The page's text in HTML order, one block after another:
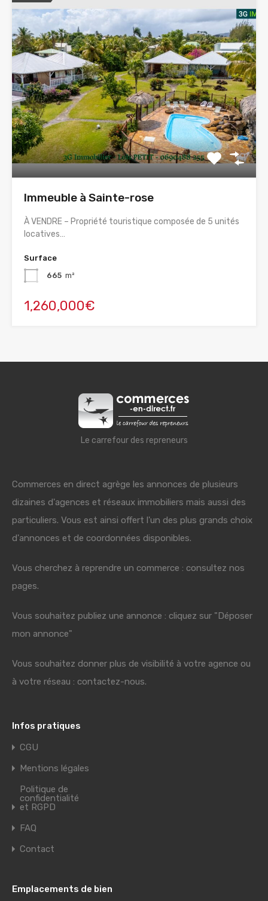
Immeuble à Sainte-rose
À VENDRE – Propriété touristique composée de 5 unités
locatives…
Surface
665 m²
1,260,000€
Le carrefour des repreneurs
Commerces en direct agrège les annonces de plusieurs
dizaines d'agences et réseaux immobiliers mais aussi des
particuliers. Vous est ainsi offert l'un des plus grands choix
d'annonces et de coordonnées disponibles.
Vous cherchez à reprendre un commerce : consultez nos
pages.
Vous souhaitez publiez une annonce : cliquez sur "Déposer
mon annonce"
Vous souhaitez donner plus de visibilité à votre agence ou
à votre réseau : contactez-nous.
Infos pratiques
CGU
Mentions légales
Politique de
confidentialité
et RGPD
FAQ
Contact
Emplacements de bien